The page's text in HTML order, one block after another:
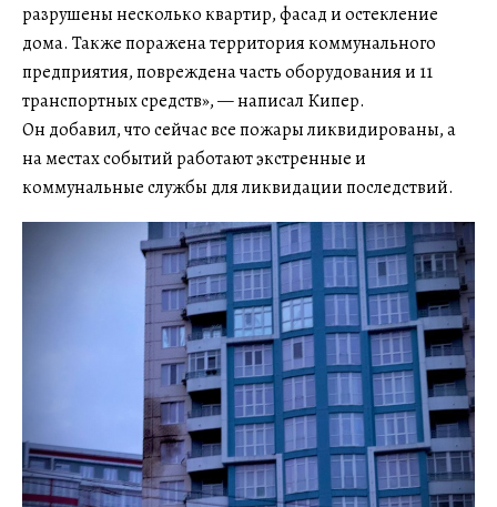
разрушены несколько квартир, фасад и остекление
дома. Также поражена территория коммунального
предприятия, повреждена часть оборудования и 11
транспортных средств», — написал Кипер.
Он добавил, что сейчас все пожары ликвидированы, а
на местах событий работают экстренные и
коммунальные службы для ликвидации последствий.